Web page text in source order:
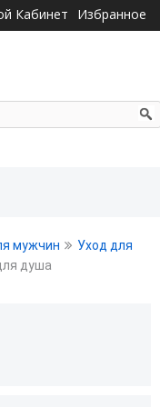
Кабинет Избранное
мужчин
Уход для
душа